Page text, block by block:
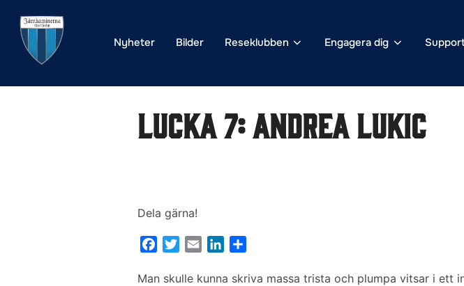
innehåll
Nyheter Bilder Reseklubben Engagera dig
Lucka 7: Andrea Lukic
Dela gärna!
c
i
a
n
l
Man skulle kunna skriva massa trista och plumpa vitsar i ett